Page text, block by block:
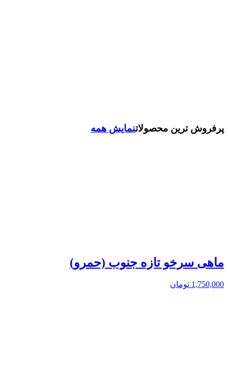
پرفروش ترین محصولاتنمایش همه
ماهی سرخو تازه جنوب (حمرو)
1,750,000 تومان